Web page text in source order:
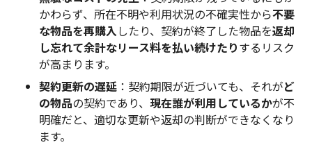
かわらず、所在不明や利用状況の不確実性から不要
な物品を再購入したり、契約が終了した物品を返却
し忘れて余計なリース料を払い続けたりするリスク
が高まります。
契約更新の遅延 ：契約期限が近づいても、それがど
の物品の契約であり、 現在誰が利用しているかが不
明確だと、適切な更新や返却の判断ができなくなり
ます。